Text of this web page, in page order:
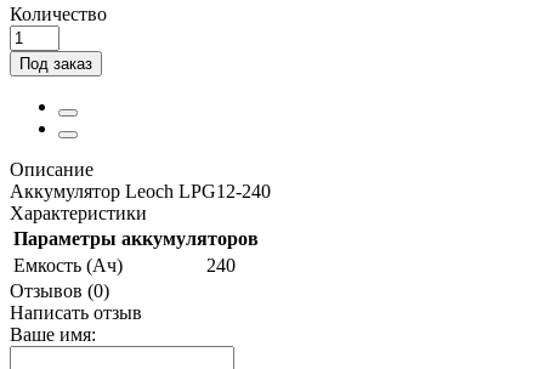
Количество
Под заказ
Описание
Аккумулятор Leoch LPG12-240
Характеристики
Параметры аккумуляторов
Емкость (Ач)
240
Отзывов (0)
Написать отзыв
Ваше имя: